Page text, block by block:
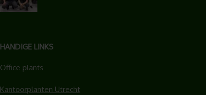
HANDIGE LINKS
Office plants
Kantoorplanten Utrecht